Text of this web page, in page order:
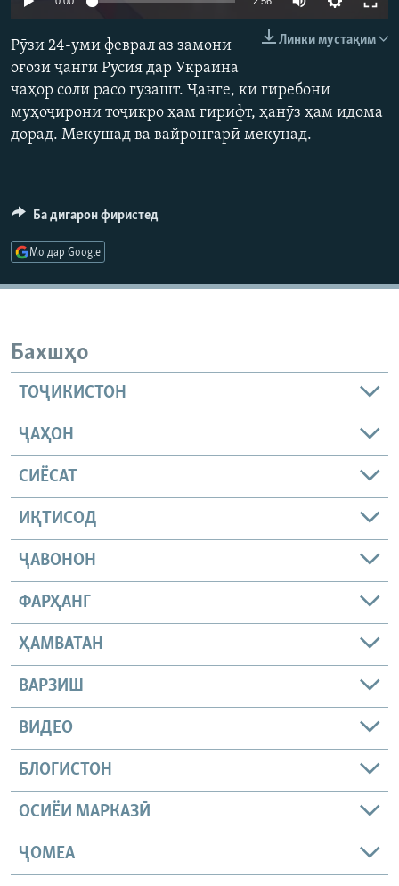
ГУЗОРИШҲОИ РАДИОӢ
ПАЙГИРӢ КУНЕД
Auto 360p
1080p
480p
720p
Линки мустақим
Рӯзи 24-уми феврал аз замони
оғози ҷанги Русия дар Украина
чаҳор соли расо гузашт. Ҷанге, ки гиребони
муҳоҷирони тоҷикро ҳам гирифт, ҳанӯз ҳам идома
дорад. Мекушад ва вайронгарӣ мекунад.
Ба дигарон фиристед
Мо дар Google
Бахшҳо
ТОҶИКИСТОН
ҶАҲОН
СИЁСАТ
ИҚТИСОД
ҶАВОНОН
ФАРҲАНГ
ҲАМВАТАН
ВАРЗИШ
ВИДЕО
БЛОГИСТОН
ОСИЁИ МАРКАЗӢ
ҶОМEА